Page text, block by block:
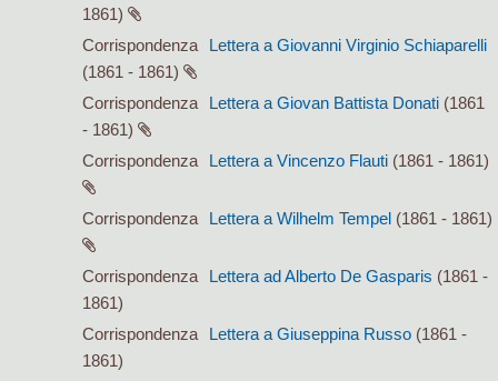
1861)
Corrispondenza
Lettera a Giovanni Virginio Schiaparelli
(1861 - 1861)
Corrispondenza
Lettera a Giovan Battista Donati (1861
- 1861)
Corrispondenza
Lettera a Vincenzo Flauti (1861 - 1861)
Corrispondenza Lettera a Wilhelm Tempel (1861 - 1861)
Corrispondenza Lettera ad Alberto De Gasparis (1861 -
1861)
Corrispondenza
Lettera a Giuseppina Russo (1861 -
1861)